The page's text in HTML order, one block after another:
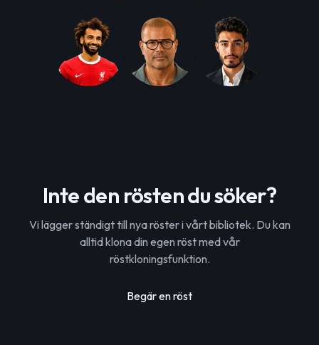
Inte den rösten du söker?
Vi lägger ständigt till nya röster i vårt bibliotek. Du kan
alltid klona din egen röst med vår
röstkloningsfunktion.
Begär en röst